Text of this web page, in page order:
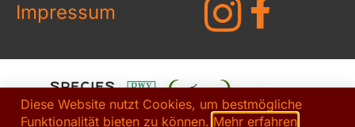
Impressum
Diese Website nutzt Cookies, um bestmögliche
Funktionalität bieten zu können. Mehr erfahren